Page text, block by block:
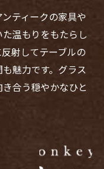
ティークの家具や
温もりをもたらし
射してテーブルの
魅力です。グラス
合う穏やかなひと